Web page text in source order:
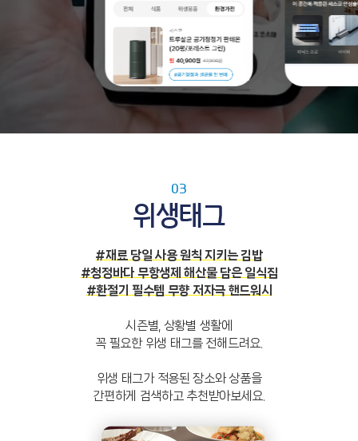
03
위생태그
#재료 당일 사용 원칙 지키는 김밥
#청정바다 무항생제 해산물 담은 일식집
#환절기 필수템 무향 저자극 핸드워시
시즌별, 상황별 생활에
꼭 필요한 위생 태그를 전해드려요.
위생 태그가 적용된 장소와 상품을
간편하게 검색하고 추천받아보세요.